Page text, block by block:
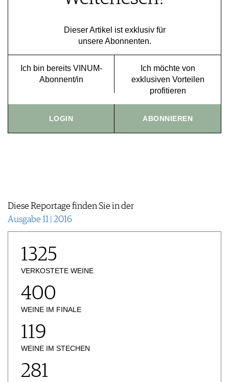
BILDSTRECKEN
NEWS
WEINWIRTSCHAFT
WEINSZENE
ARCHIV
WINE TRADE CLUB
REDAKTION
WERBUNG
AGB & DATENSCHUTZ
Dieser Artikel ist exklusiv für
unsere Abonnenten.
Ich bin bereits VINUM-
Abonnent/in
Ich möchte von
exklusiven Vorteilen
profitieren
LOGIN ABONNIEREN
Diese Reportage finden Sie in der
Ausgabe 11 | 2016
1325
VERKOSTETE WEINE
400
WEINE IM FINALE
119
WEINE IM STECHEN
281